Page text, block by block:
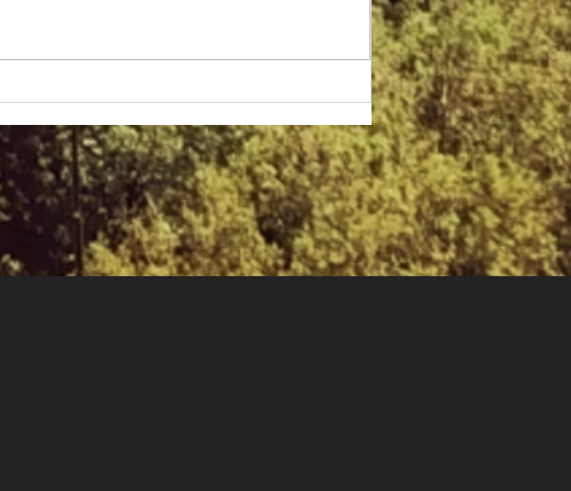
«من به‌تنهایی از عهده زندگی
برنمی‌آیم.»